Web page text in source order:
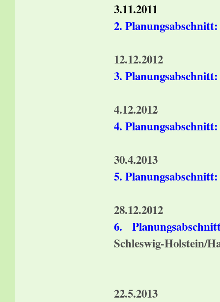
3.11.2011
2. Planungsabschnitt:
12.12.2012
3. Planungsabschnitt:
4.12.2012
4. Planungsabschnitt:
30.4.2013
5. Planungsabschnitt:
28.12.2012
6.
Schleswig-Holstein/
22.5.2013